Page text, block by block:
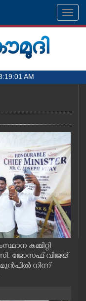
AM
കമ്മിറ്റി
സി. ജോസഫ് വിജയ്
മുൻപിൽ നിന്ന്